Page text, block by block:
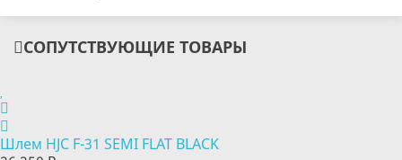
СОПУТСТВУЮЩИЕ ТОВАРЫ
Шлем HJC F-31 SEMI FLAT BLACK